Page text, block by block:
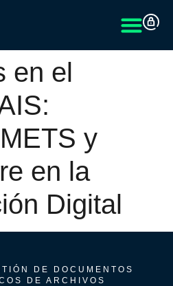
en el
y
en la
Digital
DE DOCUMENTOS
DE ARCHIVOS